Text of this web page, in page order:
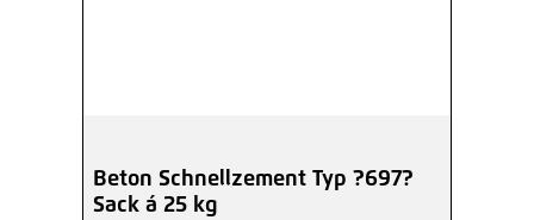
Beton Schnellzement Typ ?697?
Sack á 25 kg